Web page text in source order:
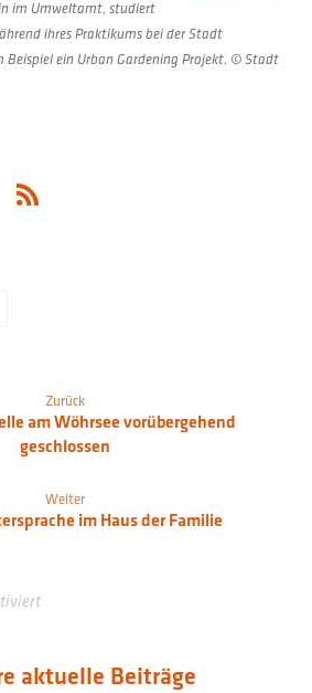
im Umweltamt, studiert
ihres Praktikums bei der Stadt
Beispiel ein Urban Gardening Projekt. © Stadt
Zurück
am Wöhrsee vorübergehend
geschlossen
Weiter
im Haus der Familie
aktuelle Beiträge